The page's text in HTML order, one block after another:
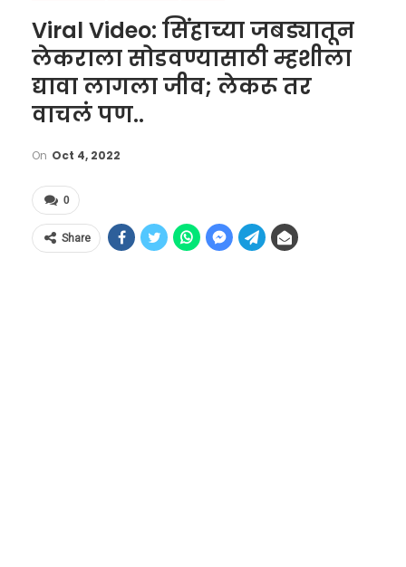
Viral Video: सिंहाच्या जबड्यातून
लेकराला सोडवण्यासाठी म्हशीला
द्यावा लागला जीव; लेकरू तर
वाचलं पण..
On Oct 4, 2022
0
Share